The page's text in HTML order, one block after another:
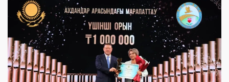
View this post on Instagram